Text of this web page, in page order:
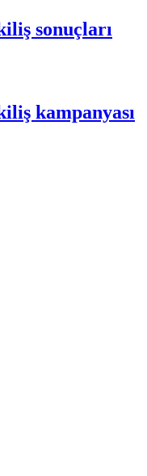
sonuçları
kampanyası